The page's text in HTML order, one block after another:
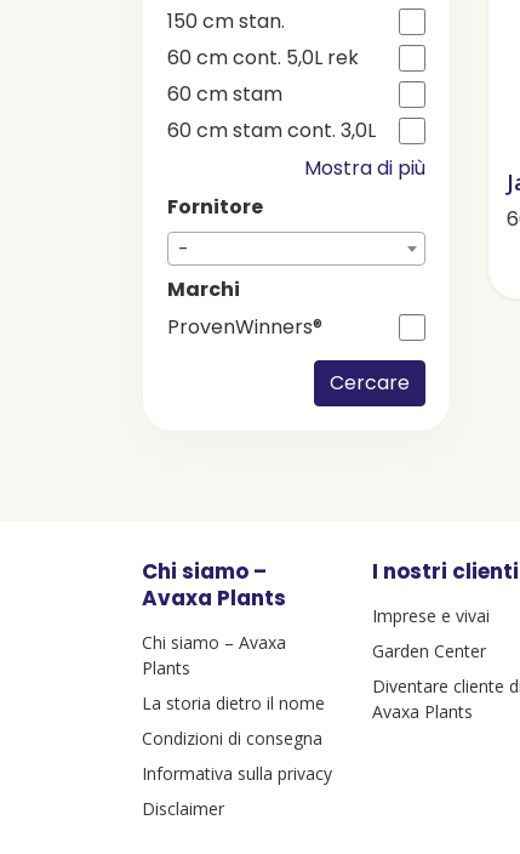
150 cm stan.
60 cm cont. 5,0L rek
60 cm stam
60 cm stam cont. 3,0L
Mostra di più
Fornitore
-
Marchi
ProvenWinners®
Cercare
Chi siamo –
Avaxa Plants
Chi siamo – Avaxa
Plants
La storia dietro il nome
Condizioni di consegna
Informativa sulla privacy
Disclaimer
I nostri clienti
Imprese e vivai
Garden Center
Diventare cliente di
Avaxa Plants